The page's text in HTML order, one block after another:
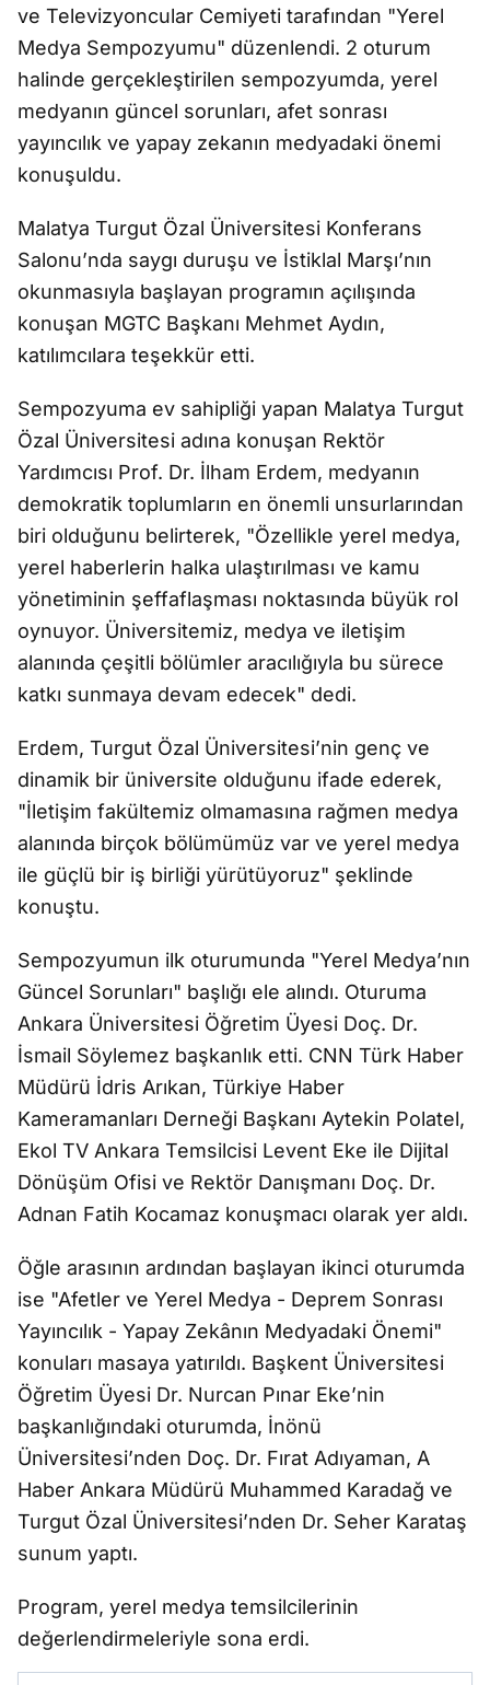
ve Televizyoncular Cemiyeti tarafından "Yerel
Medya Sempozyumu" düzenlendi. 2 oturum
halinde gerçekleştirilen sempozyumda, yerel
medyanın güncel sorunları, afet sonrası
yayıncılık ve yapay zekanın medyadaki önemi
konuşuldu.
Malatya Turgut Özal Üniversitesi Konferans
Salonu’nda saygı duruşu ve İstiklal Marşı’nın
okunmasıyla başlayan programın açılışında
konuşan MGTC Başkanı Mehmet Aydın,
katılımcılara teşekkür etti.
Sempozyuma ev sahipliği yapan Malatya Turgut
Özal Üniversitesi adına konuşan Rektör
Yardımcısı Prof. Dr. İlham Erdem, medyanın
demokratik toplumların en önemli unsurlarından
biri olduğunu belirterek, "Özellikle yerel medya,
yerel haberlerin halka ulaştırılması ve kamu
yönetiminin şeffaflaşması noktasında büyük rol
oynuyor. Üniversitemiz, medya ve iletişim
alanında çeşitli bölümler aracılığıyla bu sürece
katkı sunmaya devam edecek" dedi.
Erdem, Turgut Özal Üniversitesi’nin genç ve
dinamik bir üniversite olduğunu ifade ederek,
"İletişim fakültemiz olmamasına rağmen medya
alanında birçok bölümümüz var ve yerel medya
ile güçlü bir iş birliği yürütüyoruz" şeklinde
konuştu.
Sempozyumun ilk oturumunda "Yerel Medya’nın
Güncel Sorunları" başlığı ele alındı. Oturuma
Ankara Üniversitesi Öğretim Üyesi Doç. Dr.
İsmail Söylemez başkanlık etti. CNN Türk Haber
Müdürü İdris Arıkan, Türkiye Haber
Kameramanları Derneği Başkanı Aytekin Polatel,
Ekol TV Ankara Temsilcisi Levent Eke ile Dijital
Dönüşüm Ofisi ve Rektör Danışmanı Doç. Dr.
Adnan Fatih Kocamaz konuşmacı olarak yer aldı.
Öğle arasının ardından başlayan ikinci oturumda
ise "Afetler ve Yerel Medya - Deprem Sonrası
Yayıncılık - Yapay Zekânın Medyadaki Önemi"
konuları masaya yatırıldı. Başkent Üniversitesi
Öğretim Üyesi Dr. Nurcan Pınar Eke’nin
başkanlığındaki oturumda, İnönü
Üniversitesi’nden Doç. Dr. Fırat Adıyaman, A
Haber Ankara Müdürü Muhammed Karadağ ve
Turgut Özal Üniversitesi’nden Dr. Seher Karataş
sunum yaptı.
Program, yerel medya temsilcilerinin
değerlendirmeleriyle sona erdi.